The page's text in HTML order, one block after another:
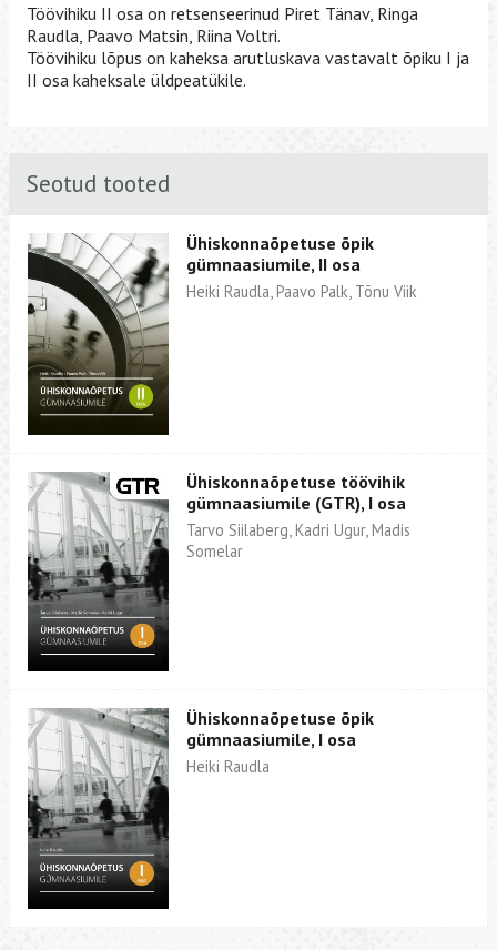
Töövihiku II osa on retsenseerinud Piret Tänav, Ringa
Raudla, Paavo Matsin, Riina Voltri.
Töövihiku lõpus on kaheksa arutluskava vastavalt õpiku I ja
II osa kaheksale üldpeatükile.
Seotud tooted
Ühiskonnaõpetuse õpik
gümnaasiumile, II osa
Heiki Raudla, Paavo Palk, Tõnu Viik
Ühiskonnaõpetuse töövihik
gümnaasiumile (GTR), I osa
Tarvo Siilaberg, Kadri Ugur, Madis
Somelar
Ühiskonnaõpetuse õpik
gümnaasiumile, I osa
Heiki Raudla